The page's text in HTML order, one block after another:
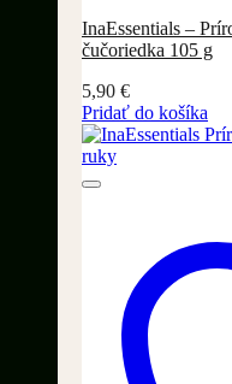
InaEssentials –
čučoriedka 105 g
5,90 €
Pridať do košíka